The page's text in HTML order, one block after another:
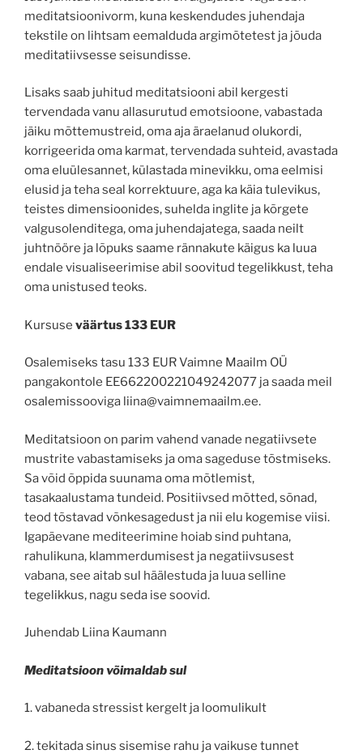
meditatsioonivorm, kuna keskendudes juhendaja
tekstile on lihtsam eemalduda argimõtetest ja jõuda
meditatiivsesse seisundisse.
Lisaks saab juhitud meditatsiooni abil kergesti
tervendada vanu allasurutud emotsioone, vabastada
jäiku mõttemustreid, oma aja äraelanud olukordi,
korrigeerida oma karmat, tervendada suhteid, avastada
oma eluülesannet, külastada minevikku, oma eelmisi
elusid ja teha seal korrektuure, aga ka käia tulevikus,
teistes dimensioonides, suhelda inglite ja kõrgete
valgusolenditega, oma juhendajatega, saada neilt
juhtnööre ja lõpuks saame rännakute käigus ka luua
endale visualiseerimise abil soovitud tegelikkust, teha
oma unistused teoks.
Kursuse väärtus 133 EUR
Osalemiseks tasu 133 EUR Vaimne Maailm OÜ
pangakontole EE662200221049242077 ja saada meil
osalemissooviga liina@vaimnemaailm.ee.
Meditatsioon on parim vahend vanade negatiivsete
mustrite vabastamiseks ja oma sageduse tõstmiseks.
Sa võid õppida suunama oma mõtlemist,
tasakaalustama tundeid. Positiivsed mõtted, sõnad,
teod tõstavad võnkesagedust ja nii elu kogemise viisi.
Igapäevane mediteerimine hoiab sind puhtana,
rahulikuna, klammerdumisest ja negatiivsusest
vabana, see aitab sul häälestuda ja luua selline
tegelikkus, nagu seda ise soovid.
Juhendab Liina Kaumann
Meditatsioon võimaldab sul
1. vabaneda stressist kergelt ja loomulikult
2. tekitada sinus sisemise rahu ja vaikuse tunnet